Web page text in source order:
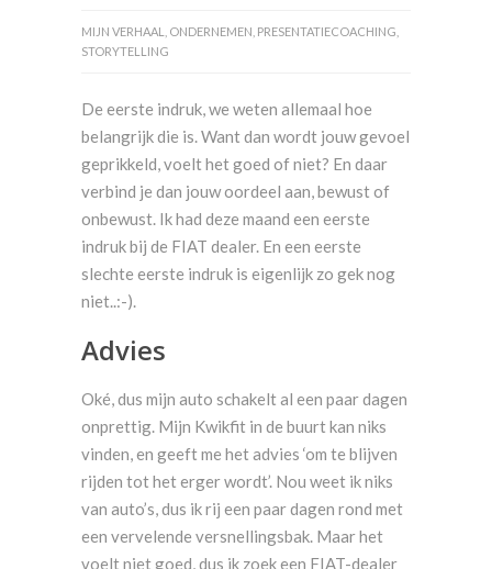
MIJN VERHAAL ONDERNEMEN PRESENTATIECOACHING
STORYTELLING
De eerste indruk, we weten allemaal hoe
belangrijk die is. Want dan wordt jouw gevoel
geprikkeld, voelt het goed of niet? En daar
verbind je dan jouw oordeel aan, bewust of
onbewust. Ik had deze maand een eerste
indruk bij de FIAT dealer. En een eerste
slechte eerste indruk is eigenlijk zo gek nog
niet..:-).
Advies
Oké, dus mijn auto schakelt al een paar dagen
onprettig. Mijn Kwikfit in de buurt kan niks
vinden, en geeft me het advies ‘om te blijven
rijden tot het erger wordt’. Nou weet ik niks
van auto’s, dus ik rij een paar dagen rond met
een vervelende versnellingsbak. Maar het
voelt niet goed, dus ik zoek een FIAT-dealer